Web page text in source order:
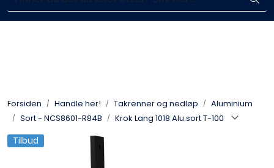
Skip to main contentEnkelt kjøp, hentes i butikk (Sandefjord)
Forsiden Handle her! Takrenner og nedløp
Aluminium
Sort - NCS8601-R84B
Krok Lang 1018 Alu.sort T-100
Tilbud
Taktekking
FOAMGLAS®